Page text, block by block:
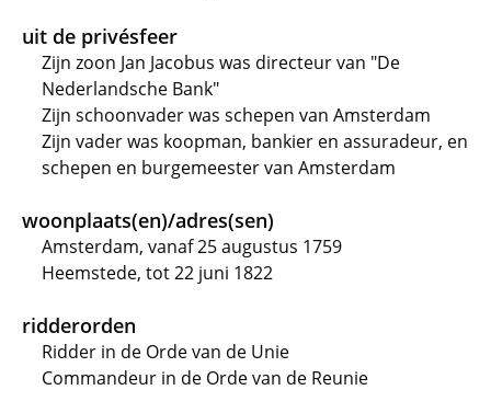
uit de privésfeer
Zijn zoon Jan Jacobus was directeur van "De
Nederlandsche Bank"
Zijn schoonvader was schepen van Amsterdam
Zijn vader was koopman, bankier en assuradeur, en
schepen en burgemeester van Amsterdam
woonplaats(en)/adres(sen)
Amsterdam, vanaf 25 augustus 1759
Heemstede, tot 22 juni 1822
ridderorden
Ridder in de Orde van de Unie
Commandeur in de Orde van de Reunie